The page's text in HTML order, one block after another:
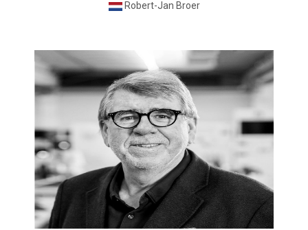
Robert-Jan Broer